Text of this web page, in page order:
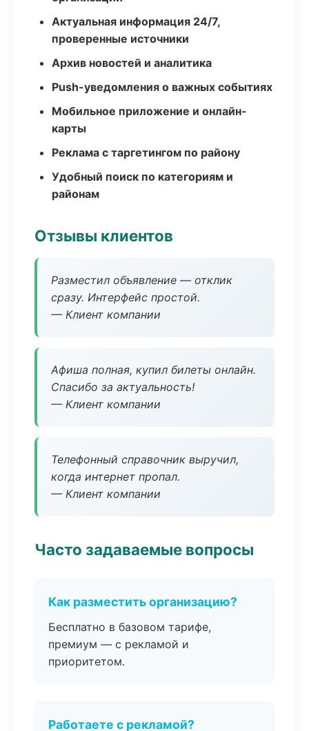
Актуальная информация 24/7,
проверенные источники
Архив новостей и аналитика
Push-уведомления о важных событиях
Мобильное приложение и онлайн-
карты
Реклама с таргетингом по району
Удобный поиск по категориям и
районам
Отзывы клиентов
Разместил объявление — отклик
сразу. Интерфейс простой.
— Клиент компании
Афиша полная, купил билеты онлайн.
Спасибо за актуальность!
— Клиент компании
Телефонный справочник выручил,
когда интернет пропал.
— Клиент компании
Часто задаваемые вопросы
Как разместить организацию?
Бесплатно в базовом тарифе,
премиум — с рекламой и
приоритетом.
Работаете с рекламой?